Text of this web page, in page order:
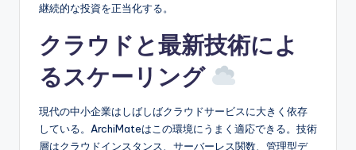
継続的な投資を正当化する。
クラウドと最新技術によ
るスケーリング
現代の中小企業はしばしばクラウドサービスに大きく依存
している。ArchiMateはこの環境にうまく適応できる。技術
層はクラウドインスタンス、サーバーレス関数、管理型デ